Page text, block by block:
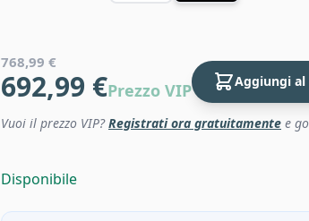
768,99 €
692,99 €Prezzo VIP Aggiungi al
Vuoi il prezzo VIP?Registrati ora gratuitamente e
Disponibile